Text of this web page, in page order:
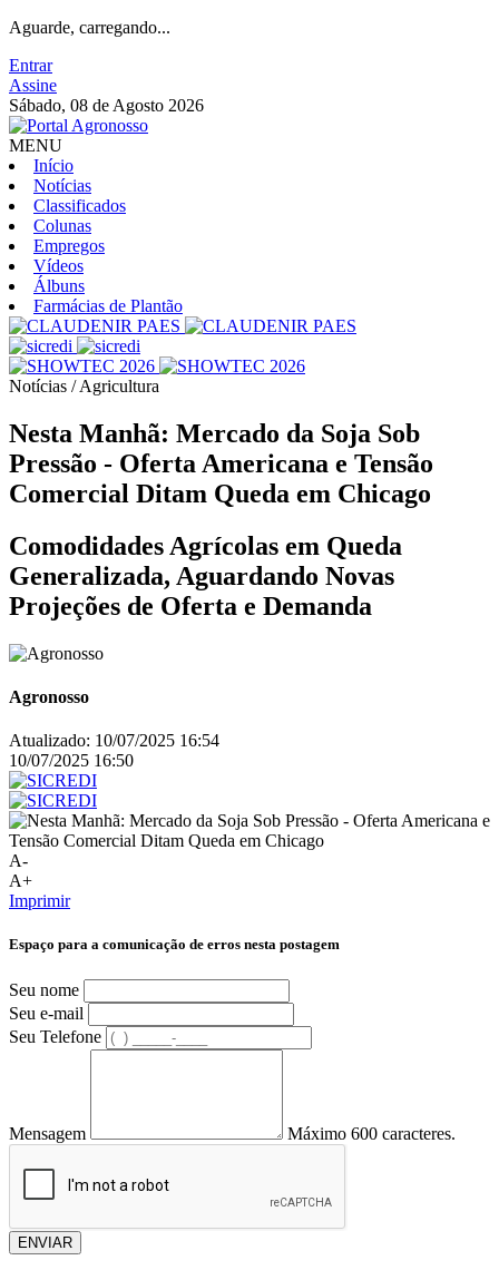
Aguarde, carregando...
Entrar
Assine
Sábado, 08 de Agosto 2026
MENU
Início
Notícias
Classificados
Colunas
Empregos
Vídeos
Álbuns
Farmácias de Plantão
Notícias / Agricultura
Nesta Manhã: Mercado da Soja Sob
Pressão - Oferta Americana e Tensão
Comercial Ditam Queda em Chicago
Comodidades Agrícolas em Queda
Generalizada, Aguardando Novas
Projeções de Oferta e Demanda
Agronosso
Atualizado: 10/07/2025 16:54
10/07/2025 16:50
A-
A+
Imprimir
Espaço para a comunicação de erros nesta postagem
Seu nome
Seu e-mail
Seu Telefone
Mensagem Máximo 600 caracteres.
ENVIAR